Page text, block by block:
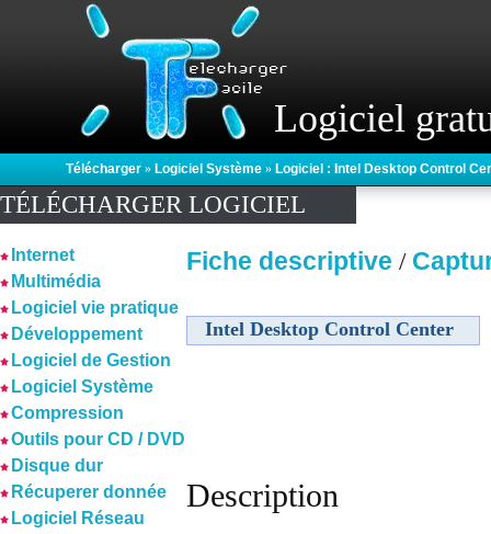
Logiciel
Télécharger » Logiciel Système » Logiciel : Intel Desktop Control
TÉLÉCHARGER LOGICIEL
Internet
Multimédia
Logiciel vie pratique
Développement
Logiciel de Gestion
Logiciel Système
Compression
Outils pour CD / DVD
Disque dur
Récuperer donnée
Logiciel Réseau
Fiche descriptive /
Intel Desktop Control Center
Description